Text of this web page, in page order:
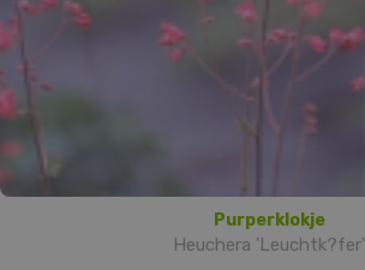
Purperklokje
Heuchera 'Leuchtk?fer'